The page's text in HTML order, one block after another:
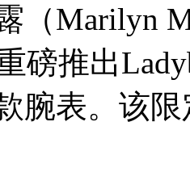
（Marilyn
磅推出
腕表。该限